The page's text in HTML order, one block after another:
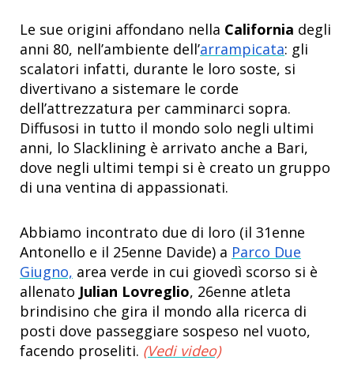
Le sue origini affondano nella California degli
anni 80, nell’ambiente dell’arrampicata: gli
scalatori infatti, durante le loro soste, si
divertivano a sistemare le corde
dell’attrezzatura per camminarci sopra.
Diffusosi in tutto il mondo solo negli ultimi
anni, lo Slacklining è arrivato anche a Bari,
dove negli ultimi tempi si è creato un gruppo
di una ventina di appassionati.
Abbiamo incontrato due di loro (il 31enne
Antonello e il 25enne Davide) a Parco Due
Giugno, area verde in cui giovedì scorso si è
allenato Julian Lovreglio, 26enne atleta
brindisino che gira il mondo alla ricerca di
posti dove passeggiare sospeso nel vuoto,
facendo proseliti. (Vedi video)